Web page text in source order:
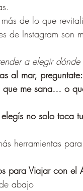
de lo que
de Instagram son
a elegir
al mar, preguntate:
me sana… o
no solo toca
herramientas
para Viajar con el
abajo